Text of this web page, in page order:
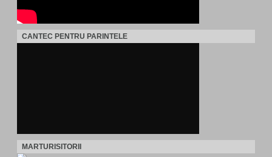
CANTEC PENTRU PARINTELE
MARTURISITORII